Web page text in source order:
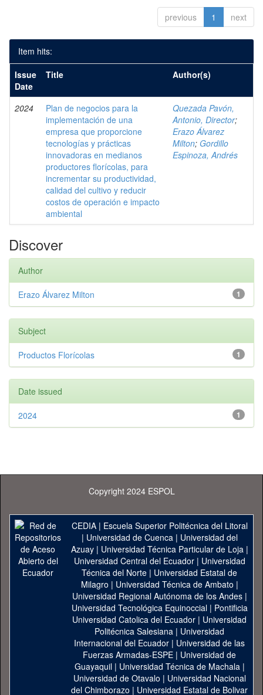
previous 1 next
Item hits:
Issue
Date
Title Author(s)
2024
Plan de negocios para la
implementación de una
empresa que proporcione
tecnologías y prácticas
innovadoras en medianos
productores florícolas, para
incrementar su productividad,
calidad del cultivo y reducir
costos de operación e impacto
ambiental
Quezada Pavón,
Antonio, Director;
Erazo Álvarez
Milton; Gordillo
Espinoza, Andrés
Discover
Author
1
Erazo Álvarez Milton
Subject
1
Productos Florícolas
Date issued
1
2024
Copyright 2024 ESPOL
CEDIA| Escuela Superior Politécnica del Litoral
| Universidad de Cuenca| Universidad del
Azuay| Universidad Técnica Particular de Loja|
Universidad Central del Ecuador| Universidad
Técnica del Norte | Universidad Estatal de
Milagro | Universidad Técnica de Ambato |
Universidad Regional Autónoma de los Andes|
Universidad Tecnológica Equinoccial| Pontificia
Universidad Catolica del Ecuador | Universidad
Politécnica Salesiana | Universidad
Internacional del Ecuador | Universidad de las
Fuerzas Armadas-ESPE | Universidad de
Guayaquil| Universidad Técnica de Machala|
Universidad de Otavalo | Universidad Nacional
del Chimborazo | Universidad Estatal de Bolivar